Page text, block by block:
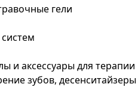
гели
и аксессуары для терапии
зубов, десенситайзеры